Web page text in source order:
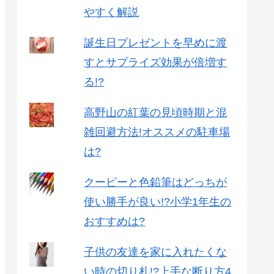
やすく解説
誕生日プレゼントを早めに渡
すとサプライズ効果が倍増す
る!?
高野山の紅葉の見頃時期と混
雑回避方法!オススメの駐車場
は?
クーピーと色鉛筆はどっちが
使い勝手が良い!?小学1年生の
おすすめは?
子供の友達を家に入れたくな